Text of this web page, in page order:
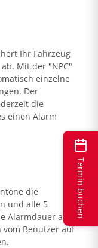
Ihr Fahrzeug
Mit der "NPC"
einzelne
Der
die
einen Alarm
die
und alle 5
Alarmdauer auf
vom Benutzer auf
Termin buchen